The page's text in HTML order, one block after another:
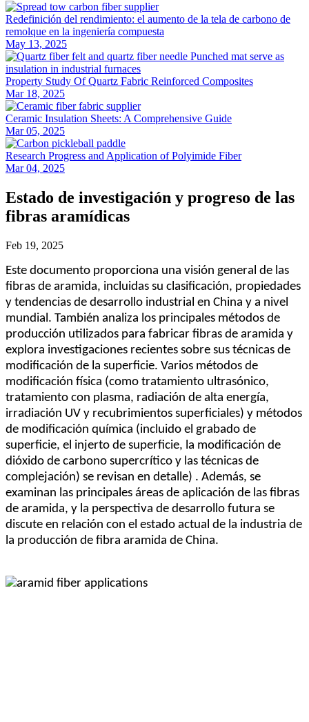
Redefinición del rendimiento: el aumento de la tela de carbono de
remolque en la ingeniería compuesta
May 13, 2025
Property Study Of Quartz Fabric Reinforced Composites
Mar 18, 2025
Ceramic Insulation Sheets: A Comprehensive Guide
Mar 05, 2025
Research Progress and Application of Polyimide Fiber
Mar 04, 2025
Estado de investigación y progreso de las
fibras aramídicas
Feb 19, 2025
Este documento proporciona una visión general de las
fibras de aramida, incluidas su clasificación, propiedades
y tendencias de desarrollo industrial en China y a nivel
mundial. También analiza los principales métodos de
producción utilizados para fabricar fibras de aramida y
explora investigaciones recientes sobre sus técnicas de
modificación de la superficie. Varios métodos de
modificación física (como tratamiento ultrasónico,
tratamiento con plasma, radiación de alta energía,
irradiación UV y recubrimientos superficiales) y métodos
de modificación química (incluido el grabado de
superficie, el injerto de superficie, la modificación de
dióxido de carbono supercrítico y las técnicas de
complejación) se revisan en detalle) . Además, se
examinan las principales áreas de aplicación de las fibras
de aramida, y la perspectiva de desarrollo futura se
discute en relación con el estado actual de la industria de
la producción de fibra aramida de China.